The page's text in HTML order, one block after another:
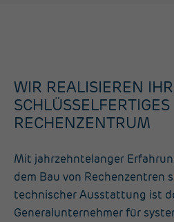
WIR REALISIEREN IHR
SCHLÜSSELFERTIGES
RECHENZENTRUM
Mit jahrzehntelanger
dem Bau von Rechenzentren
technischer Ausstattung ist
Generalunternehmer für